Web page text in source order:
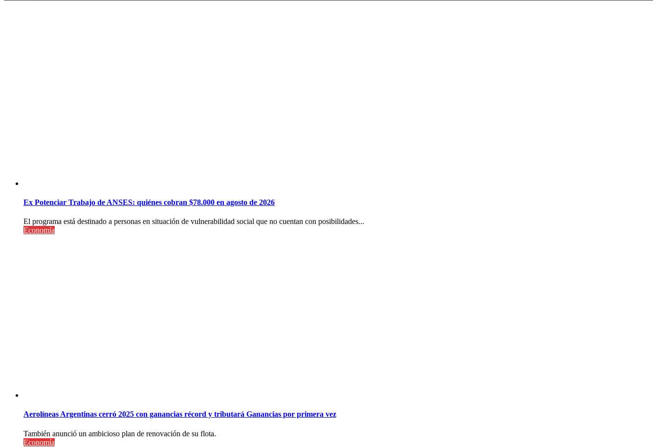
Ex Potenciar Trabajo de ANSES: quiénes cobran $78.000 en agosto de 2026
El programa está destinado a personas en situación de vulnerabilidad social que no cuentan con posibilidades...
Economía
Aerolíneas Argentinas cerró 2025 con ganancias récord y tributará Ganancias por primera vez
También anunció un ambicioso plan de renovación de su flota.
Economía